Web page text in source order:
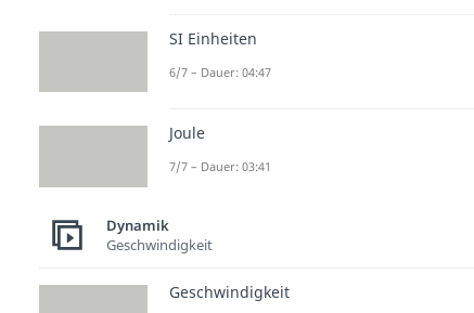
SI Einheiten
6/7 – Dauer: 04:47
Joule
7/7 – Dauer: 03:41
Dynamik
Geschwindigkeit
Geschwindigkeit